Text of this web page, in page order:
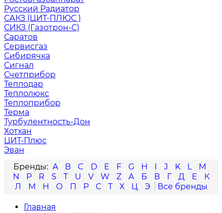
Русский Радиатор
САКЗ (ЦИТ-ПЛЮС )
СИКЗ (Газотрон-С)
Саратов
Сервисгаз
Сибирячка
Сигнал
Счетприбор
Теплодар
Теплолюкс
Теплоприбор
Терма
Турбулентность-Дон
Хотхан
ЦИТ-Плюс
Эван
A
B C D E F G H I J K L
M
N
P R S T U V W Z А Б В Г Д Е
К
Л
М Н О П Р С Т Х Ц Э
Главная